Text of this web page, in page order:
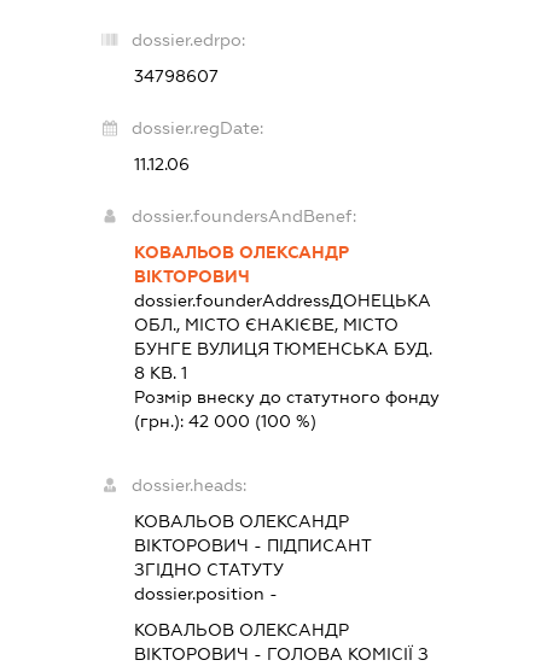
dossier.edrpo:
34798607
dossier.regDate:
11.12.06
dossier.foundersAndBenef:
КОВАЛЬОВ ОЛЕКСАНДР
ВІКТОРОВИЧ
dossier.founderAddressДОНЕЦЬКА
ОБЛ., МІСТО ЄНАКІЄВЕ, МІСТО
БУНГЕ ВУЛИЦЯ ТЮМЕНСЬКА БУД.
8 КВ. 1
Розмір внеску до статутного фонду
(грн.): 42 000 (100 %)
dossier.heads:
КОВАЛЬОВ ОЛЕКСАНДР
ВІКТОРОВИЧ - ПІДПИСАНТ
ЗГІДНО СТАТУТУ
dossier.position -
КОВАЛЬОВ ОЛЕКСАНДР
ВІКТОРОВИЧ - ГОЛОВА КОМІСІЇ З